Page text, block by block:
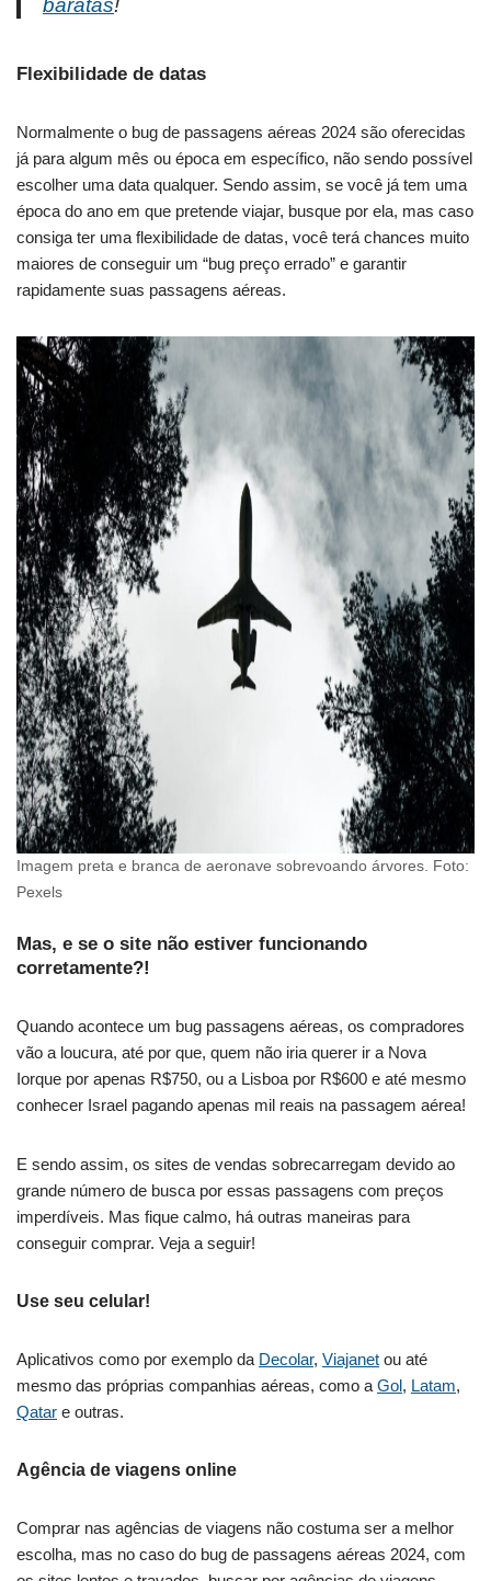
baratas!
Flexibilidade de datas
Normalmente o bug de passagens aéreas 2024 são oferecidas
já para algum mês ou época em específico, não sendo possível
escolher uma data qualquer. Sendo assim, se você já tem uma
época do ano em que pretende viajar, busque por ela, mas caso
consiga ter uma flexibilidade de datas, você terá chances muito
maiores de conseguir um “bug preço errado” e garantir
rapidamente suas passagens aéreas.
Imagem preta e branca de aeronave sobrevoando árvores. Foto:
Pexels
Mas, e se o site não estiver funcionando
corretamente?!
Quando acontece um bug passagens aéreas, os compradores
vão a loucura, até por que, quem não iria querer ir a Nova
Iorque por apenas R$750, ou a Lisboa por R$600 e até mesmo
conhecer Israel pagando apenas mil reais na passagem aérea!
E sendo assim, os sites de vendas sobrecarregam devido ao
grande número de busca por essas passagens com preços
imperdíveis. Mas fique calmo, há outras maneiras para
conseguir comprar. Veja a seguir!
Use seu celular!
Aplicativos como por exemplo da Decolar, Viajanet ou até
mesmo das próprias companhias aéreas, como a Gol, Latam,
Qatar e outras.
Agência de viagens online
Comprar nas agências de viagens não costuma ser a melhor
escolha, mas no caso do bug de passagens aéreas 2024, com